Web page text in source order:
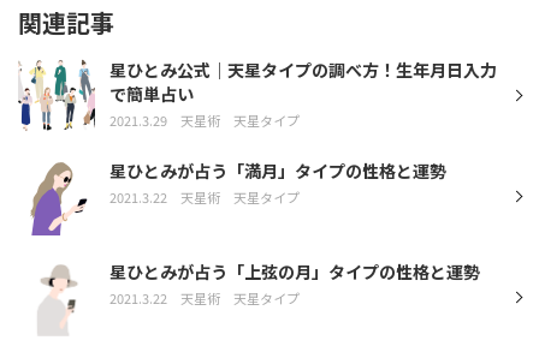
関連記事
星ひとみ公式｜天星タイプの調べ方！生年月日入力
で簡単占い
2021.3.29 天星術 天星タイプ
星ひとみが占う「満月」タイプの性格と運勢
2021.3.22 天星術 天星タイプ
星ひとみが占う「上弦の月」タイプの性格と運勢
2021.3.22 天星術 天星タイプ